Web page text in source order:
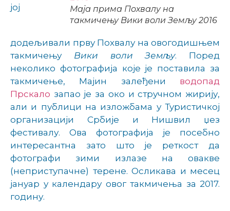
Маја прима Похвалу на
такмичењу Вики воли Земљу 2016
јој
додељивали прву Похвалуна овогодишњем
такмичењу Вики воли Земљу. Поред
неколико фотографија које је поставила за
такмичење, Мајин залеђени водопад
Прскало запао је за око и стручном жирију,
али и публици на изложбама у Туристичкој
организацији Србије и Нишвил џез
фестивалу. Ова фотографија је посебно
интересантна зато што је реткост да
фотографи зими излазе на овакве
(неприступачне) терене. Осликава и месец
јануар у календару овог такмичења за 2017.
годину.